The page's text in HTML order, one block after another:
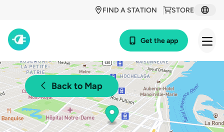
STORE
FIND A STATION
Get the app
Back to Map